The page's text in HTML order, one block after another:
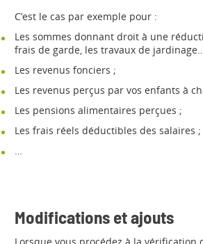
C’est le cas par exemple pour :
Les sommes donnant droit à une
frais de garde, les travaux de
Les revenus fonciers ;
Les revenus perçus par vos enfants à
Les pensions alimentaires perçues ;
Les frais réels déductibles des salaires ;
…
Modifications et ajouts